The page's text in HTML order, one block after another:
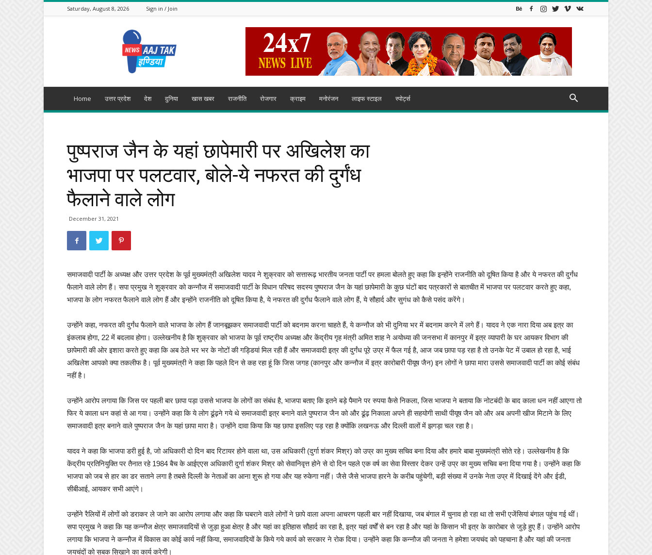
Saturday, August 8, 2026 Sign in / Join
India
Home उत्तर प्रदेश देश दुनिया खास खबर राजनीति रोजगार क्राइम मनोरंजन लाइफ स्टाइल स्पोर्ट्स
पुष्पराज जैन के यहां छापेमारी पर अखिलेश का
भाजपा पर पलटवार, बोले-ये नफरत की दुर्गंध
फैलाने वाले लोग
December 31, 2021
समाजवादी पार्टी के अध्यक्ष और उत्तर प्रदेश के पूर्व मुख्यमंत्री अखिलेश यादव ने शुक्रवार को सत्तारूढ़ भारतीय जनता पार्टी पर हमला बोलते हुए कहा कि इन्‍होंने राजनीति को दूषित किया है और ये नफरत की दुर्गंध
फैलाने वाले लोग हैं। सपा प्रमुख ने शुक्रवार को कन्नौज में समाजवादी पार्टी के विधान परिषद सदस्य पुष्पराज जैन के यहां छापेमारी के कुछ घंटों बाद पत्रकारों से बातचीत में भाजपा पर पलटवार करते हुए कहा,
भाजपा के लोग नफरत फैलाने वाले लोग हैं और इन्होंने राजनीति को दूषित किया है, ये नफरत की दुर्गंध फैलाने वाले लोग हैं, ये सौहार्द और सुगंध को कैसे पसंद करेंगे।
उन्होंने कहा, नफरत की दुर्गंध फैलाने वाले भाजपा के लोग हैं जानबूझकर समाजवादी पार्टी को बदनाम करना चाहते हैं, ये कन्नौज को भी दुनिया भर में बदनाम करने में लगे हैं। यादव ने एक नारा दिया अब इत्र का
इंकलाब होगा, 22 में बदलाव होगा। उल्लेखनीय है कि शुक्रवार को भाजपा के पूर्व राष्ट्रीय अध्यक्ष और केंद्रीय गृह मंत्री अमित शाह ने अयोध्या की जनसभा में कानपुर में इत्र व्यापारी के घर आयकर विभाग की
छापेमारी की ओर इशारा करते हुए कहा कि अब ठेले भर भर के नोटों की गड्डियां मिल रही हैं और समाजवादी इत्र की दुर्गंध पूरे उप्र में फैल गई है, आज जब छापा पड़ रहा है तो उनके पेट में उबाल हो रहा है, भाई
अखिलेश आपको क्या तकलीफ है। पूर्व मुख्यमंत्री ने कहा कि पहले दिन से कह रहा हूं कि जिस जगह (कानपुर और कन्नौज में इत्र कारोबारी पीयूष जैन) इन लोगों ने छापा मारा उससे समाजवादी पार्टी का कोई संबंध
नहीं है।
उन्‍होंने आरोप लगाया कि जिस पर पहली बार छापा पड़ा उससे भाजपा के लोगों का संबंध है, भाजपा बताए कि इतने बड़े पैमाने पर रुपया कैसे निकला, जिस भाजपा ने बताया कि नोटबंदी के बाद काला धन नहीं आएगा तो
फिर ये काला धन कहां से आ गया। उन्‍होंने कहा कि ये लोग ढूंढ़ने गये थे समाजवादी इत्र बनाने वाले पुष्पराज जैन को और ढूंढ़ निकाला अपने ही सहयोगी साथी पीयूष जैन को और अब अपनी खीज मिटाने के लिए
समाजवादी इत्र बनाने वाले पुष्पराज जैन के यहां छापा मारा है। उन्होंने दावा किया कि यह छापा इसलिए पड़ रहा है क्योंकि लखनऊ और दिल्ली वालों में झगड़ा चल रहा है।
यादव ने कहा कि भाजपा डरी हुई है, जो अधिकारी दो दिन बाद रिटायर होने वाला था, उस अधिकारी (दुर्गा शंकर मिश्र) को उप्र का मुख्‍य सचिव बना दिया और हमारे बाबा मुख्‍यमंत्री सोते रहे। उल्लेखनीय है कि
केंद्रीय प्रतिनियुक्ति पर तैनात रहे 1984 बैच के आईएएस अधिकारी दुर्गा शंकर मिश्र को सेवानिवृत्त होने से दो दिन पहले एक वर्ष का सेवा विस्तार देकर उन्हें उप्र का मुख्‍य सचिव बना दिया गया है। उन्होंने कहा कि
भाजपा को जब से हार का डर सताने लगा है तबसे दिल्‍ली के नेताओं का आना शुरू हो गया और यह रुकेगा नहीं। जैसे जैसे भाजपा हारने के करीब पहुंचेगी, बड़ी संख्या में उनके नेता उप्र में दिखाई देंगे और ईडी,
सीबीआई, आयकर सभी आएंगे।
उन्होंने रैलियों में लोगों को डराकर ले जाने का आरोप लगाया और कहा कि घबराने वाले लोगों ने छापे वाला अपना आचरण पहली बार नहीं दिखाया, जब बंगाल में चुनाव हो रहा था तो सभी एजेंसियां बंगाल पहुंच गई थीं।
सपा प्रमुख ने कहा कि यह कन्नौज क्षेत्र समाजवादियों से जुड़ा हुआ क्षेत्र है और यहां का इतिहास सौहार्द का रहा है, इत्र यहां वर्षों से बन रहा है और यहां के किसान भी इत्र के कारोबार से जुड़े हुए हैं। उन्‍होंने आरोप
लगाया कि भाजपा ने कन्नौज में विकास का कोई कार्य नहीं किया, समाजवादियों के किये गये कार्य को सरकार ने रोक दिया। उन्‍होंने कहा कि कन्नौज की जनता ने हमेशा जयचंद को पहचाना है और यहां की जनता
जयचंदों को सबक सिखाने का कार्य करेगी।